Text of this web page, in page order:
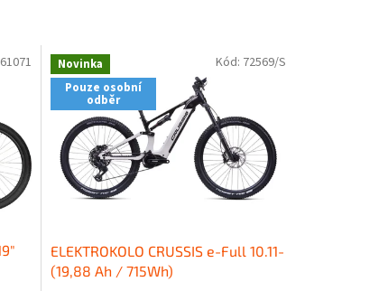
61071
Novinka
Pouze osobní
odběr
ELEKTROKOLO CRUSSIS e-Full 10.11-
(19,88 Ah / 715Wh)
Kód: 72569/S